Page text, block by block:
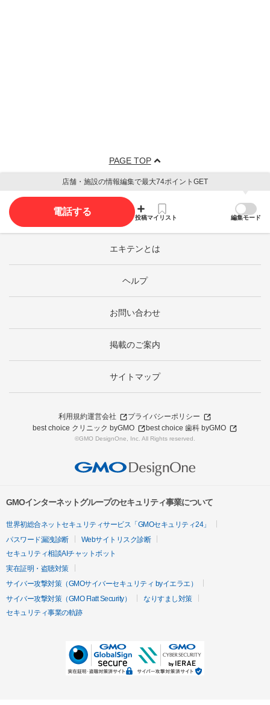
PAGE TOP
店舗・施設の情報編集で最大74ポイントGET
電話する
投稿マイリスト 編集モード
エキテンとは
ヘルプ
お問い合わせ
掲載のご案内
サイトマップ
利用規約運営会社
プライバシーポリシー
best choice クリニック byGMO
best choice 歯科 byGMO
©GMO DesignOne, Inc. All Rights reserved.
GMOインターネットグループのセキュリティ事業について
世界初総合ネットセキュリティサービス「GMOセキュリティ24」
パスワード漏洩診断
Webサイトリスク診断
セキュリティ相談AIチャットボット
実在証明・盗聴対策
サイバー攻撃対策（GMOサイバーセキュリティ byイエラエ）
サイバー攻撃対策（GMO Flatt Security）
なりすまし対策
セキュリティ事業の軌跡